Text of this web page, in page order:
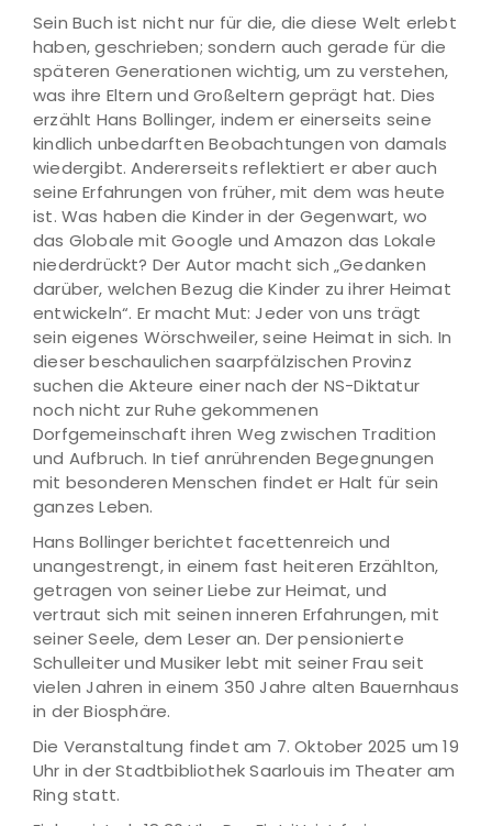
Sein Buch ist nicht nur für die, die diese Welt erlebt
haben, geschrieben; sondern auch gerade für die
späteren Generationen wichtig, um zu verstehen,
was ihre Eltern und Großeltern geprägt hat. Dies
erzählt Hans Bollinger, indem er einerseits seine
kindlich unbedarften Beobachtungen von damals
wiedergibt. Andererseits reflektiert er aber auch
seine Erfahrungen von früher, mit dem was heute
ist. Was haben die Kinder in der Gegenwart, wo
das Globale mit Google und Amazon das Lokale
niederdrückt? Der Autor macht sich „Gedanken
darüber, welchen Bezug die Kinder zu ihrer Heimat
entwickeln“. Er macht Mut: Jeder von uns trägt
sein eigenes Wörschweiler, seine Heimat in sich. In
dieser beschaulichen saarpfälzischen Provinz
suchen die Akteure einer nach der NS-Diktatur
noch nicht zur Ruhe gekommenen
Dorfgemeinschaft ihren Weg zwischen Tradition
und Aufbruch. In tief anrührenden Begegnungen
mit besonderen Menschen findet er Halt für sein
ganzes Leben.
Hans Bollinger berichtet facettenreich und
unangestrengt, in einem fast heiteren Erzählton,
getragen von seiner Liebe zur Heimat, und
vertraut sich mit seinen inneren Erfahrungen, mit
seiner Seele, dem Leser an. Der pensionierte
Schulleiter und Musiker lebt mit seiner Frau seit
vielen Jahren in einem 350 Jahre alten Bauernhaus
in der Biosphäre.
Die Veranstaltung findet am 7. Oktober 2025 um 19
Uhr in der Stadtbibliothek Saarlouis im Theater am
Ring statt.